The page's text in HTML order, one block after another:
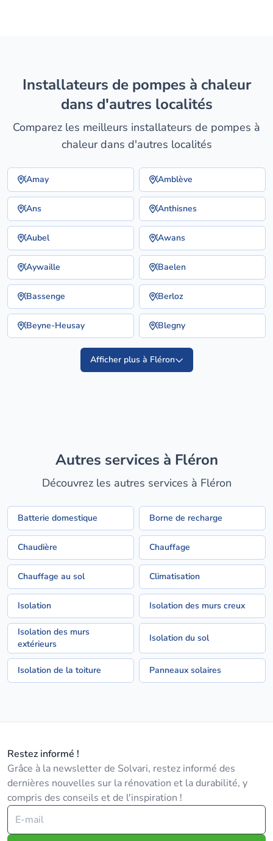
installateurs de pompes à chaleur
dans d'autres localités
Comparez les meilleurs installateurs de pompes à
chaleur dans d'autres localités
Amay Amblève
Ans Anthisnes
Aubel Awans
Aywaille Baelen
Bassenge Berloz
Beyne-Heusay Blegny
Afficher plus à Fléron
Autres services à Fléron
Découvrez les autres services à Fléron
Batterie domestique Borne de recharge
Chaudière Chauffage
Chauffage au sol Climatisation
Isolation Isolation des murs creux
Isolation des murs
extérieurs
Isolation du sol
Isolation de la toiture Panneaux solaires
Restez informé !
Grâce à la newsletter de Solvari, restez informé des
dernières nouvelles sur la rénovation et la durabilité, y
compris des conseils et de l'inspiration !